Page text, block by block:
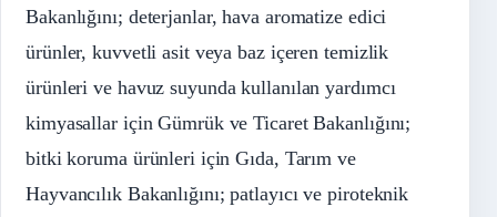
Bakanlığını; deterjanlar, hava aromatize edici
ürünler, kuvvetli asit veya baz içeren temizlik
ürünleri ve havuz suyunda kullanılan yardımcı
kimyasallar için Gümrük ve Ticaret Bakanlığını;
bitki koruma ürünleri için Gıda, Tarım ve
Hayvancılık Bakanlığını; patlayıcı ve piroteknik